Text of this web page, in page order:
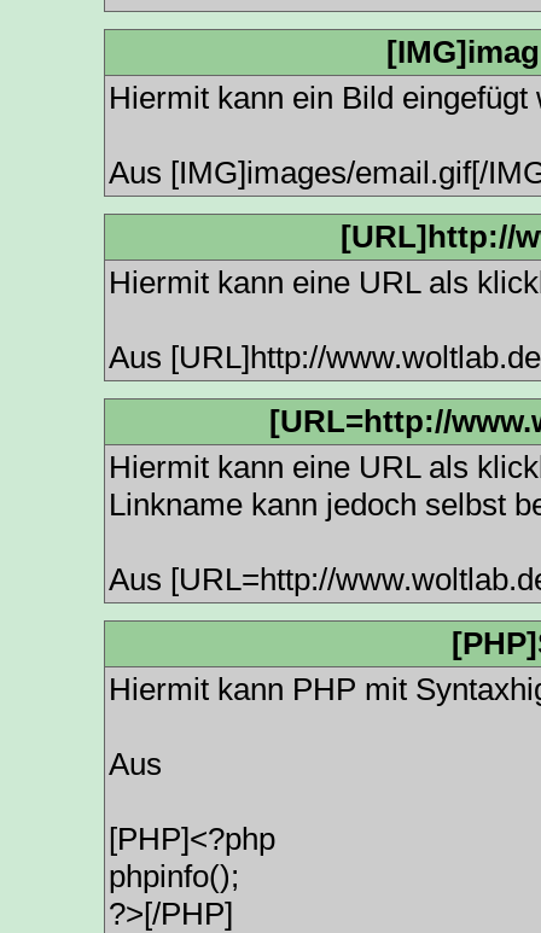
Hiermit kann ein Bild eingefügt
Aus [IMG]images/email.gif[/
[URL]http://
Hiermit kann eine URL als
Aus [URL]http://
[URL=http://
Hiermit kann eine URL als
Linkname kann jedoch selbst
Aus [URL=http://
Hiermit kann PHP mit
Aus
[PHP]<?php
phpinfo();
?>[/PHP]